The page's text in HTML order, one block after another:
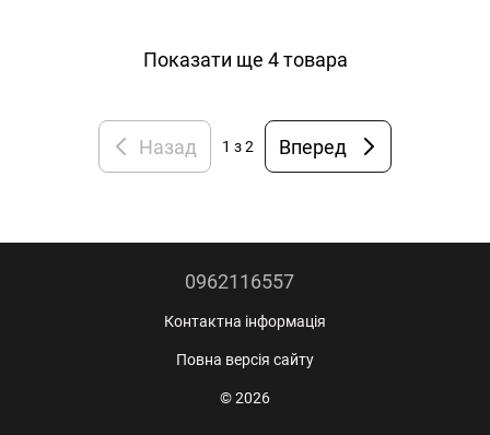
Показати ще 4 товара
Назад 1 з 2 Вперед
0962116557
Контактна інформація
Повна версія сайту
© 2026